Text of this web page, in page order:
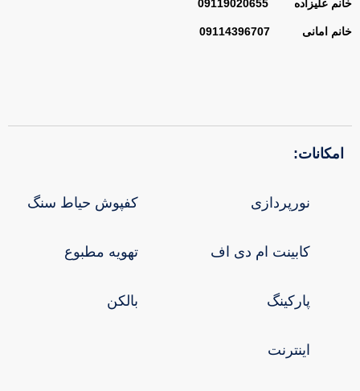
خانم علیزاده 09119020655
خانم امانی 09114396707
امکانات:
نورپردازی کفپوش حیاط سنگ
کابینت ام دی اف تهویه مطبوع
پارکینگ بالکن
اینترنت